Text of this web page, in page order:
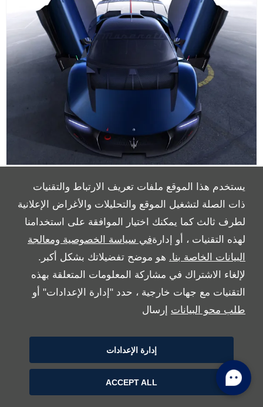
يستخدم هذا الموقع ملفات تعريف الارتباط والتقنيات
ذات الصلة لتشغيل الموقع والتحليلات والأغراض الإعلانية
لطرف ثالث كما يمكنك اختيار الموافقة على استخدامنا
لهذه التقنيات ، أو إدارةفي سياسة الخصوصية ومعالجة
البيانات الخاصة بنا. هو موضح تفضيلاتك بشكل أكبر.
لإلغاء الاشتراك في مشاركة المعلومات المتعلقة بهذه
التقنيات مع جهات خارجية ، حدد "إدارة الإعدادات" أو
طلب محو البيانات إرسال
إدارة الإعدادات
ACCEPT ALL
مشروع 24 من مازيراتي
إعرف المزيد